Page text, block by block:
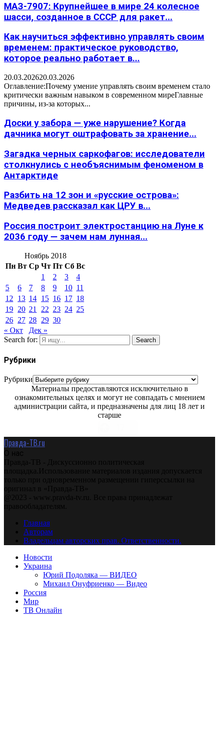
МАЗ-7907: Крупнейшее в мире 24 колесное
шасси, созданное в СССР для ракет...
Как научиться эффективно управлять своим
временем: практическое руководство,
которое реально работает в...
20.03.202620.03.2026
Оглавление:Почему умение управлять своим временем стало
критически важным навыком в современном миреГлавные
причины, из-за которых...
Доски у забора — уже нарушение? Когда
дачника могут оштрафовать за хранение...
Загадка черных саркофагов: исследователи
столкнулись с необъяснимым феноменом в
Антарктиде
Разбить на 12 зон и «русские острова»:
Медведев рассказал как ЦРУ в...
Россия построит электростанцию на Луне к
2036 году — зачем нам лунная...
Ноябрь 2018
Пн Вт Ср Чт Пт Сб Вс
1
2 3
4
5
6 7 8 9 10 11
12
13 14 15 16 17 18
19 20 21 22 23 24 25
26 27 28 29 30
« Окт
Дек »
Search for:
Search
Рубрики
Рубрики
Материалы предоставляются исключительно в
ознакомительных целях и могут не совпадать с мнением
администрации сайта, и предназначены для лиц 18 лет и
старше
Правда-ТВ.ru
О нас
Правда-ТВ - Дискуссионно политическая
площадка.Использование материалов издания допускается
только при одновременном размещении гиперссылки на
оригинал в «Правда-ТВ»
@2023 - www.pravda-tv.ru. Все права принадлежат
правообладателям.
Главная
Авторам
Владельцам авторских прав. Ответственности.
Новости
Украина
Юрий Подоляка — ВИДЕО
Михаил Онуфриенко — Видео
Россия
Мир
ТВ Онлайн